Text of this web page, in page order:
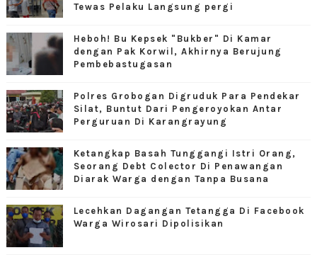
Tewas Pelaku Langsung pergi
Heboh! Bu Kepsek "Bukber" Di Kamar
dengan Pak Korwil, Akhirnya Berujung
Pembebastugasan
Polres Grobogan Digruduk Para Pendekar
Silat, Buntut Dari Pengeroyokan Antar
Perguruan Di Karangrayung
Ketangkap Basah Tunggangi Istri Orang,
Seorang Debt Colector Di Penawangan
Diarak Warga dengan Tanpa Busana
Lecehkan Dagangan Tetangga Di Facebook
Warga Wirosari Dipolisikan